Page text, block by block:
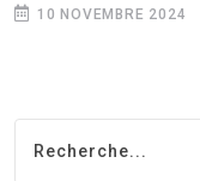
10 NOVEMBRE 2024